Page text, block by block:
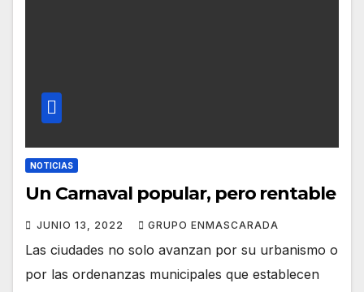
NOTICIAS
Un Carnaval popular, pero rentable
JUNIO 13, 2022 GRUPO ENMASCARADA
Las ciudades no solo avanzan por su urbanismo o
por las ordenanzas municipales que establecen